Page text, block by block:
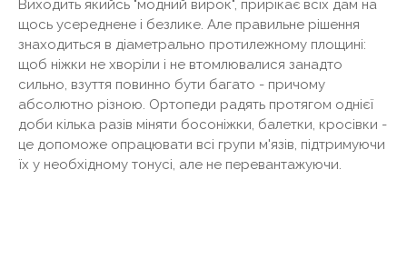
Виходить якийсь "модний вирок", прирікає всіх дам на
щось усереднене і безлике. Але правильне рішення
знаходиться в діаметрально протилежному площині:
щоб ніжки не хворіли і не втомлювалися занадто
сильно, взуття повинно бути багато - причому
абсолютно різною. Ортопеди радять протягом однієї
доби кілька разів міняти босоніжки, балетки, кросівки -
це допоможе опрацювати всі групи м'язів, підтримуючи
їх у необхідному тонусі, але не перевантажуючи.